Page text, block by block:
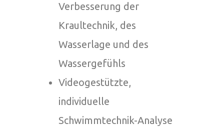
Verbesserung der
Kraultechnik, des
Wasserlage und des
Wassergefühls
Videogestützte,
individuelle
Schwimmtechnik-Analyse